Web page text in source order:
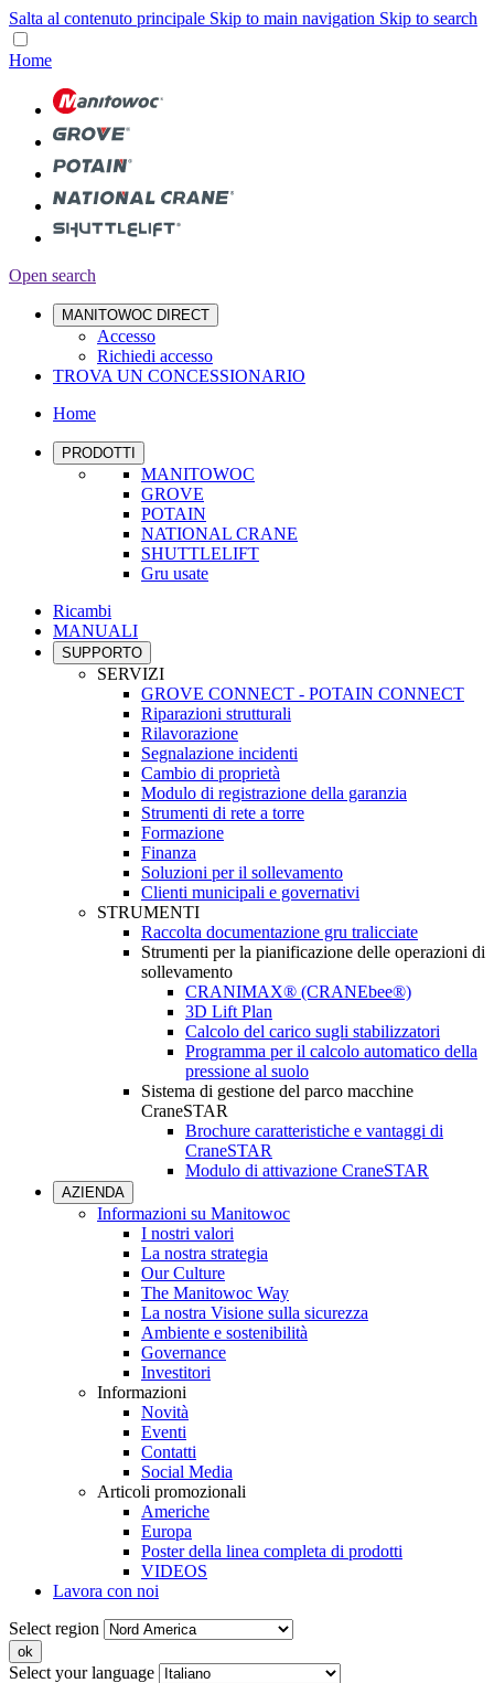
Salta al contenuto principale Skip to main navigation Skip to search
Home
Open search
MANITOWOC DIRECT
Accesso
Richiedi accesso
TROVA UN CONCESSIONARIO
Home
PRODOTTI
MANITOWOC
GROVE
POTAIN
NATIONAL CRANE
SHUTTLELIFT
Gru usate
Ricambi
MANUALI
SUPPORTO
SERVIZI
GROVE CONNECT - POTAIN CONNECT
Riparazioni strutturali
Rilavorazione
Segnalazione incidenti
Cambio di proprietà
Modulo di registrazione della garanzia
Strumenti di rete a torre
Formazione
Finanza
Soluzioni per il sollevamento
Clienti municipali e governativi
STRUMENTI
Raccolta documentazione gru tralicciate
Strumenti per la pianificazione delle operazioni di
sollevamento
CRANIMAX® (CRANEbee®)
3D Lift Plan
Calcolo del carico sugli stabilizzatori
Programma per il calcolo automatico della
pressione al suolo
Sistema di gestione del parco macchine
CraneSTAR
Brochure caratteristiche e vantaggi di
CraneSTAR
Modulo di attivazione CraneSTAR
AZIENDA
Informazioni su Manitowoc
I nostri valori
La nostra strategia
Our Culture
The Manitowoc Way
La nostra Visione sulla sicurezza
Ambiente e sostenibilità
Governance
Investitori
Informazioni
Novità
Eventi
Contatti
Social Media
Articoli promozionali
Americhe
Europa
Poster della linea completa di prodotti
VIDEOS
Lavora con noi
Select region
Select your language